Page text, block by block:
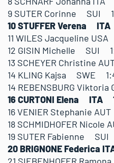
9 SUTER Corinne SUI
10 STUFFER Verena
11 WILES Jacqueline
12 GISIN Michelle SUI
13 SCHEYER Christine
14 KLING Kajsa SWE
14 REBENSBURG
16 CURTONI Elena
16 VENIER Stephanie
18 SCHMIDHOFER
19 SUTER Fabienne
20 BRIGNONE Federica